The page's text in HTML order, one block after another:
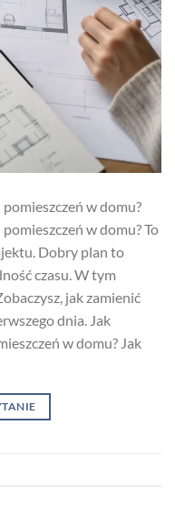
w domu?
w domu? To
Dobry plan to
czasu. W tym
jak zamienić
dnia. Jak
w domu? Jak